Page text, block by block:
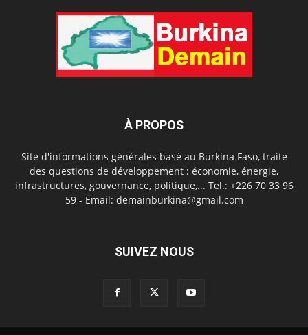
À PROPOS
Site d'informations générales basé au Burkina Faso, traite
des questions de développement : économie, énergie,
infrastructures, gouvernance, politique,... Tel.: +226 70 33 96
59 - Email: demainburkina@gmail.com
SUIVEZ NOUS